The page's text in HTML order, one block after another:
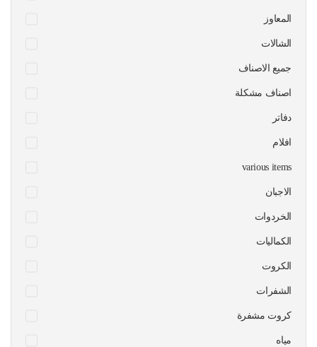
المعاوز
الشالات
جميع الاصناف
اصناف مشكلة
دفاتر
افلام
various items
الاجبان
الخردوات
الكماليات
الكروت
الشفرات
كروت مشفرة
مياه